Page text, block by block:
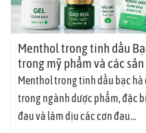
Menthol trong tinh dầu
trong mỹ phẩm và các
Menthol trong tinh dầu bạc
trong ngành dược phẩm, đặc
đau và làm dịu các cơn đau...